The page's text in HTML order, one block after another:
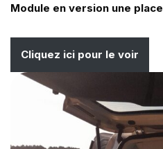
Module en version une place
Cliquez ici pour le voir